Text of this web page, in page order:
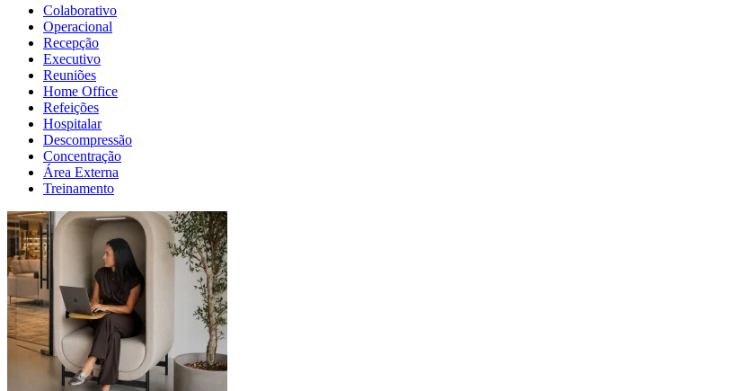
Colaborativo
Operacional
Recepção
Executivo
Reuniões
Home Office
Refeições
Hospitalar
Descompressão
Concentração
Área Externa
Treinamento